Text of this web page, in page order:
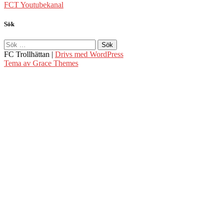
FCT Youtubekanal
Sök
FC Trollhättan | Drivs med WordPress
Tema av Grace Themes